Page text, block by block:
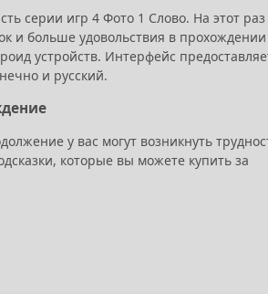
серии игр 4 Фото 1 Слово. На этот
и больше удовольствия в прохождении
устройств. Интерфейс
и русский.
у вас могут возникнуть
которые вы можете купить за